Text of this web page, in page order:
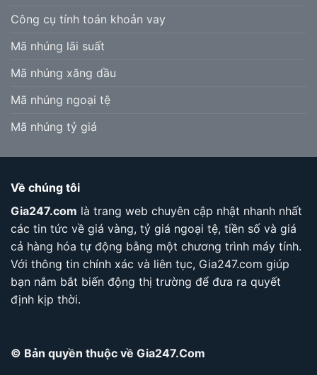
Công cụ tính toán khoản vay
Mã nhúng lãi suất
Mã nhúng xăng dầu
Mã nhúng ngoại tệ
Mã nhúng tỷ giá
Về chúng tôi
Gia247.com là trang web chuyên cập nhật nhanh nhất
các tin tức về giá vàng, tỷ giá ngoại tệ, tiền số và giá
cả hàng hóa tự động bằng một chương trình máy tính.
Với thông tin chính xác và liên tục, Gia247.com giúp
bạn nắm bắt biến động thị trường để đưa ra quyết
định kịp thời.
© Bản quyền thuộc về Gia247.Com